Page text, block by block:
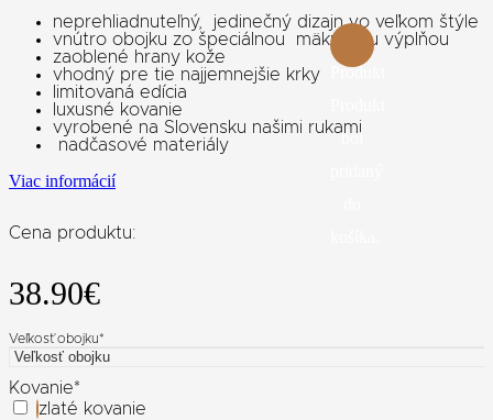
Produkt
bol
neprehliadnuteľný, jedinečný dizajn vo veľkom štýle
vnútro obojku zo špeciálnou mäkučkou výplňou
zaoblené hrany kože
vhodný pre tie najjemnejšie krky
limitovaná edícia
luxusné kovanie
vyrobené na Slovensku našimi rukami
nadčasové materiály
Viac informácií
Cena produktu:
38.90€
Veľkosť obojku*
Kovanie*
zlaté kovanie